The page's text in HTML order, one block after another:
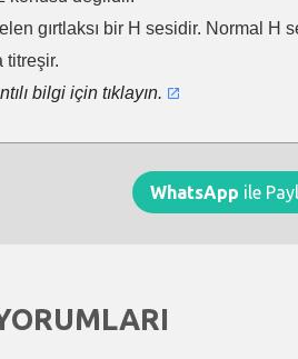
gırtlaksı bir H sesidir. Normal H
titreşir.
bilgi için tıklayın.
WhatsApp ile